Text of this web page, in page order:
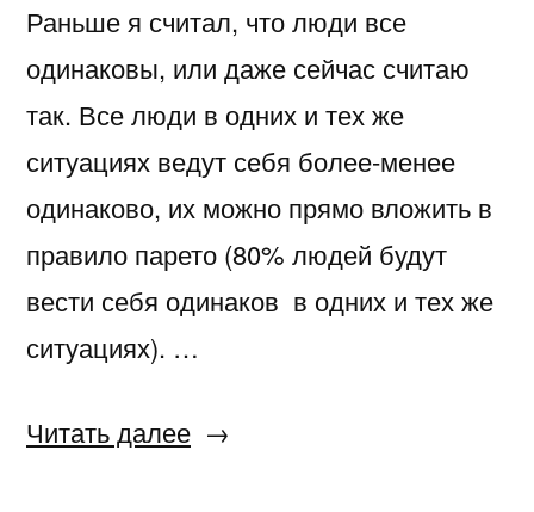
Раньше я считал, что люди все
одинаковы, или даже сейчас считаю
так. Все люди в одних и тех же
ситуациях ведут себя более-менее
одинаково, их можно прямо вложить в
правило парето (80% людей будут
вести себя одинаков в одних и тех же
ситуациях). …
Читать далее«Разные